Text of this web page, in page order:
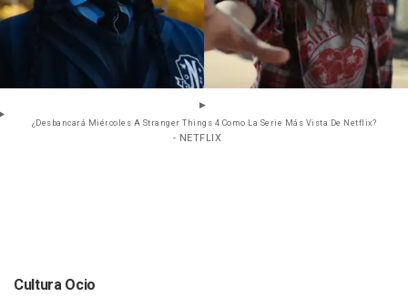
¿Desbancará Miércoles A Stranger Things 4 Como La Serie Más Vista De Netflix?
- NETFLIX
Cultura Ocio